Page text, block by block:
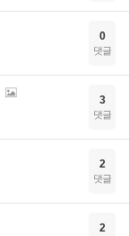
0
댓글
3
댓글
2
댓글
2